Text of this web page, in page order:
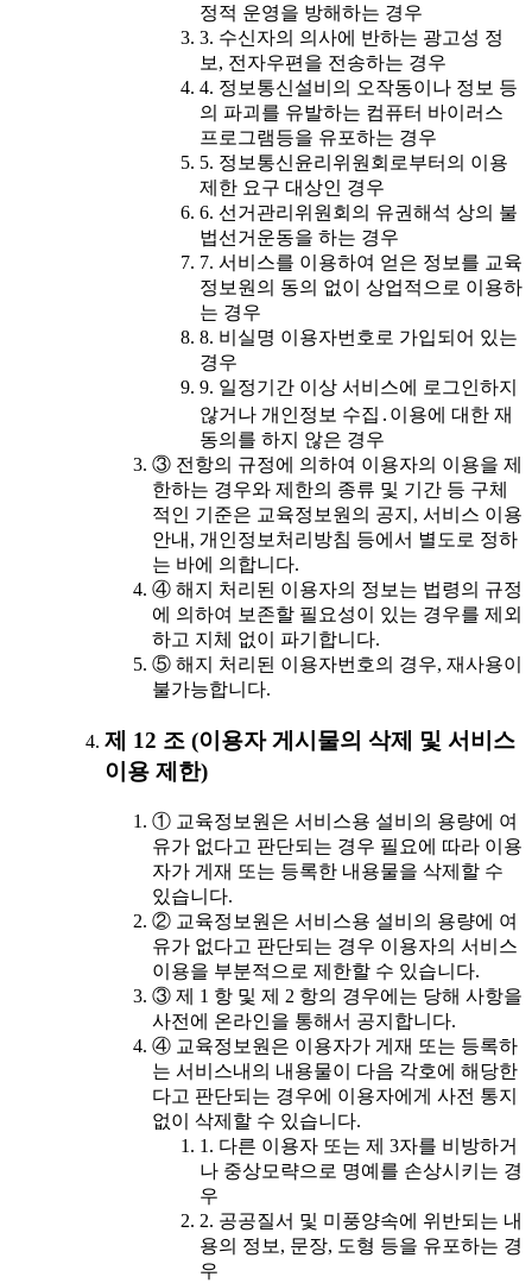
정적 운영을 방해하는 경우
3. 수신자의 의사에 반하는 광고성 정
보, 전자우편을 전송하는 경우
4. 정보통신설비의 오작동이나 정보 등
의 파괴를 유발하는 컴퓨터 바이러스
프로그램등을 유포하는 경우
5. 정보통신윤리위원회로부터의 이용
제한 요구 대상인 경우
6. 선거관리위원회의 유권해석 상의 불
법선거운동을 하는 경우
7. 서비스를 이용하여 얻은 정보를 교육
정보원의 동의 없이 상업적으로 이용하
는 경우
8. 비실명 이용자번호로 가입되어 있는
경우
9. 일정기간 이상 서비스에 로그인하지
않거나 개인정보 수집․이용에 대한 재
동의를 하지 않은 경우
③ 전항의 규정에 의하여 이용자의 이용을 제
한하는 경우와 제한의 종류 및 기간 등 구체
적인 기준은 교육정보원의 공지, 서비스 이용
안내, 개인정보처리방침 등에서 별도로 정하
는 바에 의합니다.
④ 해지 처리된 이용자의 정보는 법령의 규정
에 의하여 보존할 필요성이 있는 경우를 제외
하고 지체 없이 파기합니다.
⑤ 해지 처리된 이용자번호의 경우, 재사용이
불가능합니다.
제 12 조 (이용자 게시물의 삭제 및 서비스
이용 제한)
① 교육정보원은 서비스용 설비의 용량에 여
유가 없다고 판단되는 경우 필요에 따라 이용
자가 게재 또는 등록한 내용물을 삭제할 수
있습니다.
② 교육정보원은 서비스용 설비의 용량에 여
유가 없다고 판단되는 경우 이용자의 서비스
이용을 부분적으로 제한할 수 있습니다.
③ 제 1 항 및 제 2 항의 경우에는 당해 사항을
사전에 온라인을 통해서 공지합니다.
④ 교육정보원은 이용자가 게재 또는 등록하
는 서비스내의 내용물이 다음 각호에 해당한
다고 판단되는 경우에 이용자에게 사전 통지
없이 삭제할 수 있습니다.
1. 다른 이용자 또는 제 3자를 비방하거
나 중상모략으로 명예를 손상시키는 경
우
2. 공공질서 및 미풍양속에 위반되는 내
용의 정보, 문장, 도형 등을 유포하는 경
우